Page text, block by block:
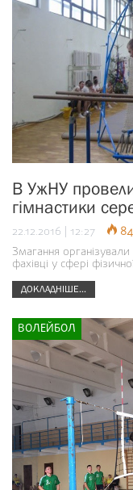
В УжНУ
гімнастики
22.12.2016 | 12:27
Змагання
фахівці у сфері
ДОКЛАДНІШЕ...
ВОЛЕЙБОЛ